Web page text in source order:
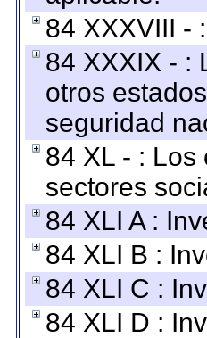
84 XXXVIII -
84 XXXIX - :
otros
seguridad
84 XL - :
sectores
84 XLI A :
84 XLI B :
84 XLI C :
84 XLI D :